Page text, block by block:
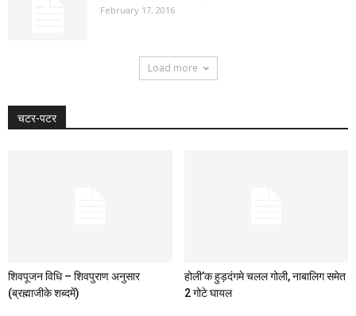
February 17, 2016
Load more
चटर-पटर
शिवपूजन विधि – शिवपुराण अनुसार
(ब्रह्माजीके शब्दमें)
होली’क हुड़दंगमे चलल गोली, नाबालिग समेत
2 गोटे घायल